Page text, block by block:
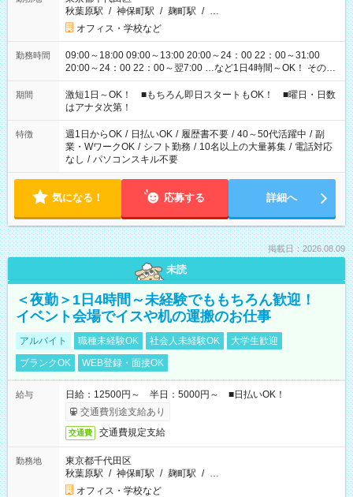
秋葉原駅 / 神保町駅 / 麹町駅 / …
オフィス・学校など
勤務時間
09:00～18:00 09:00～13:00 20:00～24：00 22：00～31:00
20:00～24：00 22：00～翌7:00 …など1日4時間～OK！ その他
シフトもございます！ お気軽にご相談ください！
期間
激短1日～OK！ ■もちろん即日スタートもOK！ ■曜日・日数
はアナタ次第！
特徴 週1日からOK / 日払いOK / 履歴書不要 / 40～50代活躍中 / 副
業・WワークOK / シフト勤務 / 10名以上の大量募集 / 電話対応
なし / パソコンスキル不要
気になる！ 応募する 詳細へ
掲載日：2026.08.09
未読
＜夜勤＞1日4時間～未経験でももちろん歓迎！
イベント会場でイスや机の運搬のお仕事
アルバイト 職種未経験OK 社会人未経験OK
大学生歓迎
ブランクOK
WEB登録・面接OK
給与
日給：12500円～ 半日：5000円～ ■日払いOK！
交通費別途支給あり
交通費 交通費規定支給
勤務地
東京都千代田区
秋葉原駅 / 神保町駅 / 麹町駅 / …
オフィス・学校など